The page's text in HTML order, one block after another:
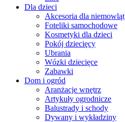
Dla dzieci
Akcesoria dla niemowląt
Foteliki samochodowe
Kosmetyki dla dzieci
Pokój dziecięcy
Ubrania
Wózki dziecięce
Zabawki
Dom i ogród
Aranżacje wnętrz
Artykuły ogrodnicze
Balustrady i schody
Dywany i wykładziny